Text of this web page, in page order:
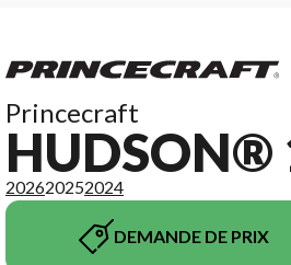
Princecraft
HUDSON®
202620252024
DEMANDE DE PRIX